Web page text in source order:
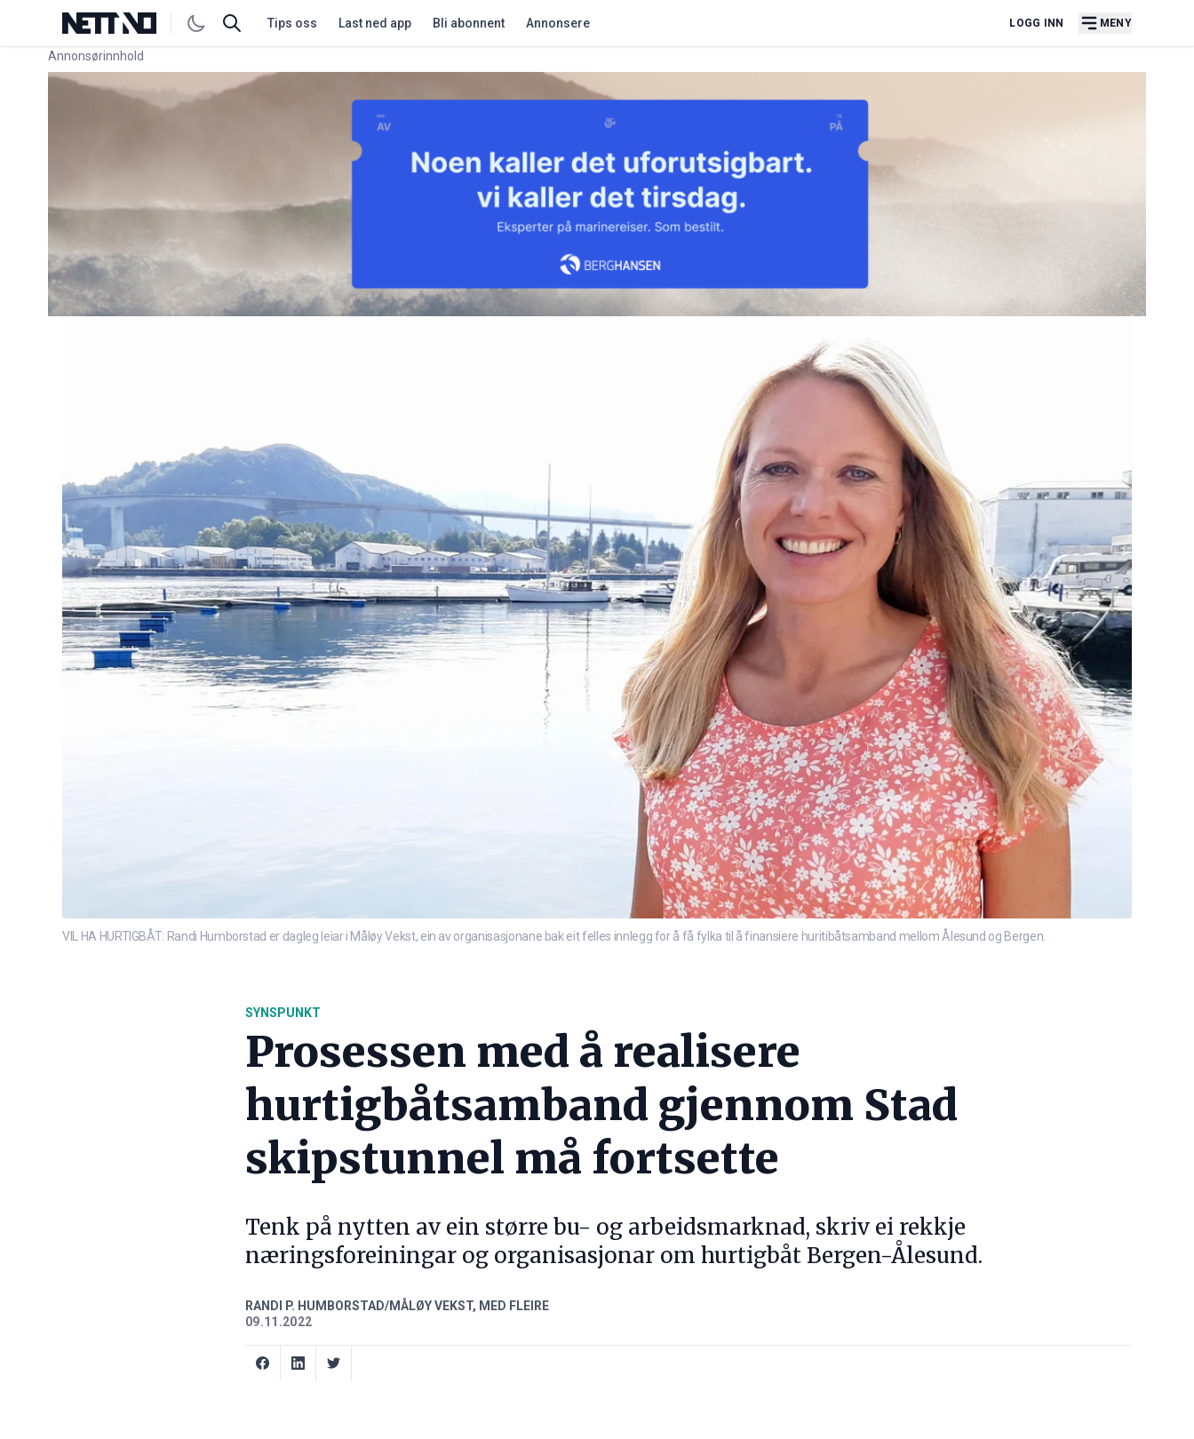
Tips oss Last ned app Bli abonnent Annonsere LOGG INN MENY
Annonsørinnhold
Link for annonse
VIL HA HURTIGBÅT: Randi Humborstad er dagleg leiar i Måløy Vekst, ein av organisasjonane bak eit felles innlegg for å få fylka til å finansiere huritibåtsamband mellom Ålesund og Bergen.
SYNSPUNKT
Prosessen med å realisere
hurtigbåtsamband gjennom Stad
skipstunnel må fortsette
Tenk på nytten av ein større bu- og arbeidsmarknad, skriv ei rekkje
næringsforeiningar og organisasjonar om hurtigbåt Bergen-Ålesund.
RANDI P. HUMBORSTAD/MÅLØY VEKST, MED FLEIRE
09.11.2022